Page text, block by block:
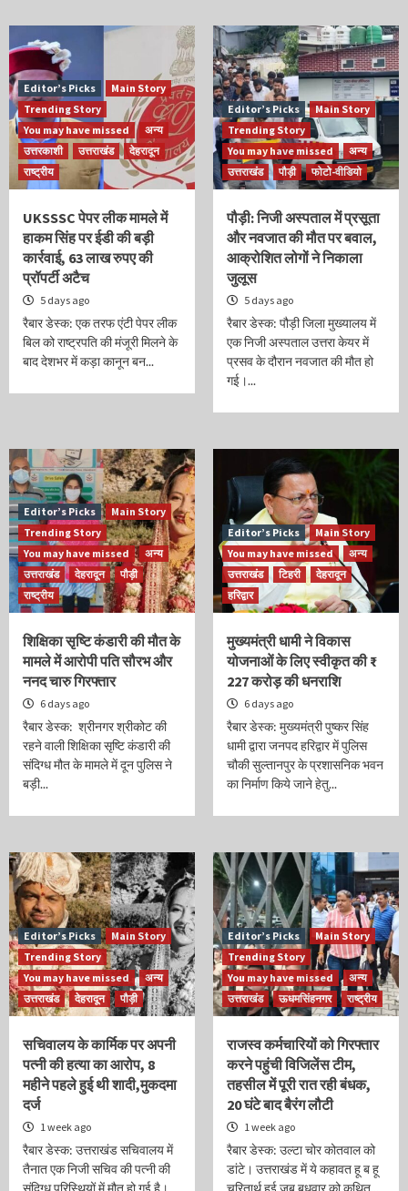
Editor’s Picks
Main Story
Trending Story
You may have missed
अन्य
उत्तरकाशी
उत्तराखंड
देहरादून
राष्ट्रीय
UKSSSC पेपर लीक मामले में
हाकम सिंह पर ईडी की बड़ी
कार्रवाई, 63 लाख रुपए की
प्रॉपर्टी अटैच
5 days ago
रैबार डेस्क: एक तरफ एंटी पेपर लीक
बिल को राष्ट्रपति की मंजूरी मिलने के
बाद देशभर में कड़ा कानून बन...
Editor’s Picks
Main Story
Trending Story
You may have missed
अन्य
उत्तराखंड
पौड़ी फोटो-वीडियो
पौड़ी: निजी अस्पताल में प्रसूता
और नवजात की मौत पर बवाल,
आक्रोशित लोगों ने निकाला
जुलूस
5 days ago
रैबार डेस्क: पौड़ी जिला मुख्यालय में
एक निजी अस्पताल उत्तरा केयर में
प्रसव के दौरान नवजात की मौत हो
गई।...
Editor’s Picks
Main Story
Trending Story
You may have missed
अन्य
उत्तराखंड
देहरादून
पौड़ी
राष्ट्रीय
शिक्षिका सृष्टि कंडारी की मौत के
मामले में आरोपी पति सौरभ और
ननद चारु गिरफ्तार
6 days ago
रैबार डेस्क: श्रीनगर श्रीकोट की
रहने वाली शिक्षिका सृष्टि कंडारी की
संदिग्ध मौत के मामले में दून पुलिस ने
बड़ी...
Editor’s Picks
Main Story
You may have missed
अन्य
उत्तराखंड
टिहरी
देहरादून
हरिद्वार
मुख्यमंत्री धामी ने विकास
योजनाओं के लिए स्वीकृत की ₹
227 करोड़ की धनराशि
6 days ago
रैबार डेस्क: मुख्यमंत्री पुष्कर सिंह
धामी द्वारा जनपद हरिद्वार में पुलिस
चौकी सुल्तानपुर के प्रशासनिक भवन
का निर्माण किये जाने हेतु...
Editor’s Picks
Main Story
Trending Story
You may have missed
अन्य
उत्तराखंड
देहरादून पौड़ी
सचिवालय के कार्मिक पर अपनी
पत्नी की हत्या का आरोप, 8
महीने पहले हुई थी शादी,मुकदमा
दर्ज
1 week ago
रैबार डेस्क: उत्तराखंड सचिवालय में
तैनात एक निजी सचिव की पत्नी की
संदिग्ध परिस्थियों में मौत हो गई है।
Editor’s Picks
Main Story
Trending Story
You may have missed
अन्य
उत्तराखंड
ऊधमसिंहनगर राष्ट्रीय
राजस्व कर्मचारियों को गिरफ्तार
करने पहुंची विजिलेंस टीम,
तहसील में पूरी रात रही बंधक,
20 घंटे बाद बैरंग लौटी
1 week ago
रैबार डेस्क: उल्टा चोर कोतवाल को
डांटे। उत्तराखंड में ये कहावत हू ब हू
चरितार्थ हुई जब बुधवार को कथित...